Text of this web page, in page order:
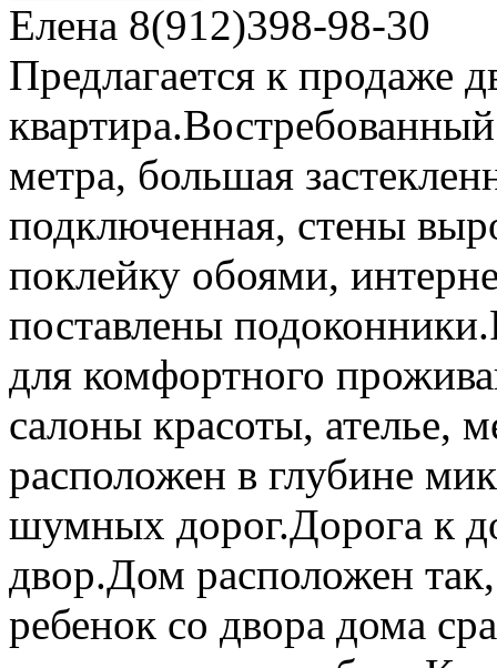
Елена 8(912)398-98-30
Предлагается к продаже
метра, большая
подключенная, стены
поклейку обоями,
поставлены
для комфортного
салоны красоты, ателье,
расположен в глубине
шумных дорог.Дорога к
двор.Дом расположен
ребенок со двора дома